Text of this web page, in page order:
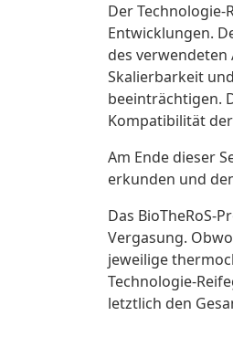
Der
Entwicklungen.
des
Skalierbarkeit
beeinträchtigen.
Kompatibilität
Am Ende dieser
erkunden und
Das
Vergasung.
jeweilige
Technologie-
letztlich den